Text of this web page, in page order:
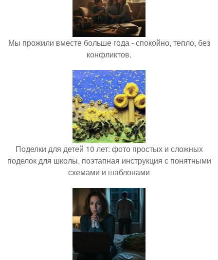
Мы прожили вместе больше года - спокойно, тепло, без
конфликтов.
Поделки для детей 10 лет: фото простых и сложных
поделок для школы, поэтапная инструкция с понятными
схемами и шаблонами